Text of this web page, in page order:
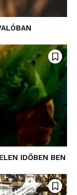
IDŐBEN BEN